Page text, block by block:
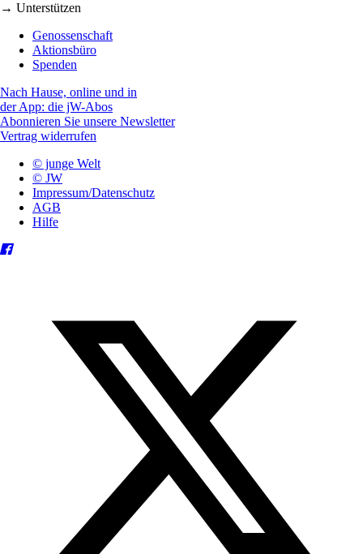
→ Unterstützen
Genossenschaft
Aktionsbüro
Spenden
Nach Hause, online und in
der App: die jW-Abos
Abonnieren Sie unsere Newsletter
Vertrag widerrufen
© junge Welt
© JW
Impressum/Datenschutz
AGB
Hilfe